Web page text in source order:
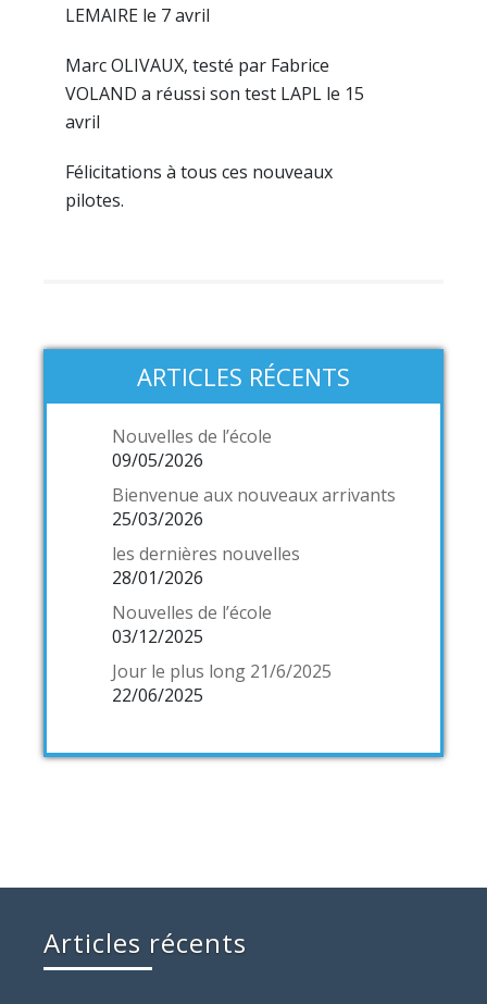
LEMAIRE le 7 avril
Marc OLIVAUX, testé par Fabrice
VOLAND a réussi son test LAPL le 15
avril
Félicitations à tous ces nouveaux
pilotes.
ARTICLES RÉCENTS
Nouvelles de l’école
09/05/2026
Bienvenue aux nouveaux arrivants
25/03/2026
les dernières nouvelles
28/01/2026
Nouvelles de l’école
03/12/2025
Jour le plus long 21/6/2025
22/06/2025
Articles récents